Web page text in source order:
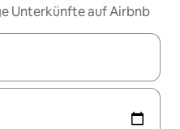
Unterkünfte auf Airbnb
navigiere mit den